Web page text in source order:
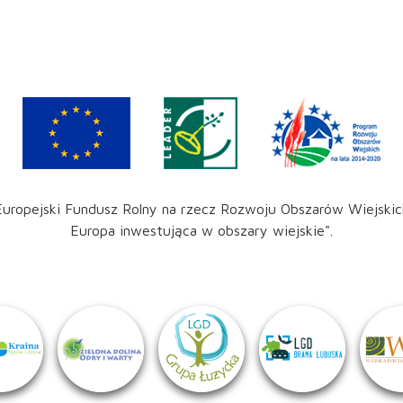
Fundusz Rolny na rzecz Rozwoju Obszarów
Europa inwestująca w obszary wiejskie".